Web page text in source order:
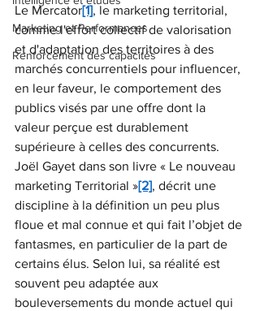
Marketing et Performances
Renforcement des capacités
Le Mercator[1], le marketing territorial,
comme l'effort collectif de valorisation
et d'adaptation des territoires à des
marchés concurrentiels pour influencer,
en leur faveur, le comportement des
publics visés par une offre dont la
valeur perçue est durablement
supérieure à celles des concurrents.
Joël Gayet dans son livre « Le nouveau
marketing Territorial »[2], décrit une
discipline à la définition un peu plus
floue et mal connue et qui fait l’objet de
fantasmes, en particulier de la part de
certains élus. Selon lui, sa réalité est
souvent peu adaptée aux
bouleversements du monde actuel qui